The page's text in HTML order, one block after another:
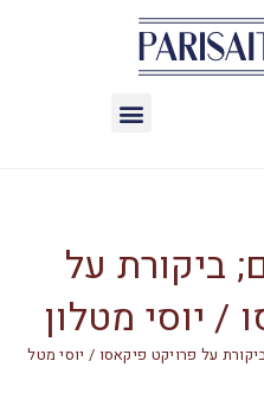
ביקורת על
/ יוסי מטלון
על פרויקט פיקאסו / יוסי מטלון